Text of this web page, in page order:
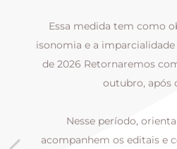
Essa medida tem como
isonomia e a
de 2026 Retornaremos
outubro, após
Nesse período,
acompanhem os editais e